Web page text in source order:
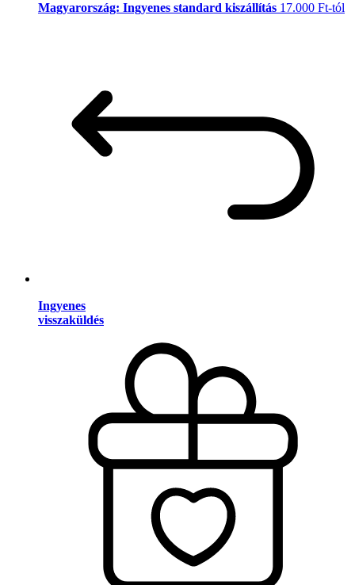
Magyarország: Ingyenes standard kiszállítás 17.000 Ft-tól
Ingyenes
visszaküldés